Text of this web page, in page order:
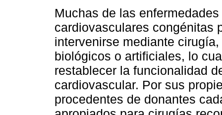
Muchas de las enfermedades
cardiovasculares congénitas
intervenirse mediante
biológicos o artificiales, lo
restablecer la funcionalidad
cardiovascular. Por sus
procedentes de donantes